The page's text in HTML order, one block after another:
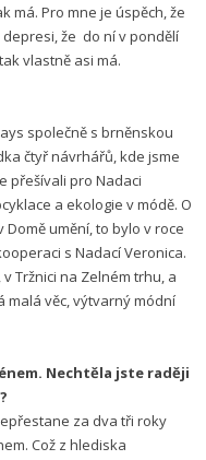
má. Pro mne je úspěch, že
že do ní v pondělí
vlastně asi má.
společně s brněnskou
čtyř návrhářů, kde jsme
přešívali pro Nadaci
a ekologie v módě. O
umění, to bylo v roce
s Nadací Veronica.
Tržnici na Zelném trhu, a
malá věc, výtvarný módní
Nechtěla jste raději
za dva tři roky
Což z hlediska